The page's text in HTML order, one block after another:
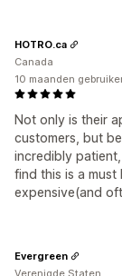
Not only is their
customers, but
incredibly
find this is a
expensive(and
HOTRO.ca
Canada
10 maanden
Evergreen
Verenigde Staten